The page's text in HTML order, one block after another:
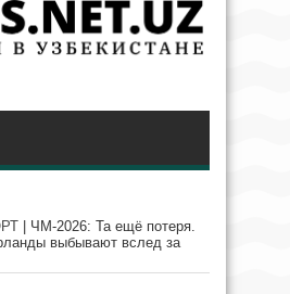
ЧМ-2026: Та ещё потеря.
выбывают вслед за